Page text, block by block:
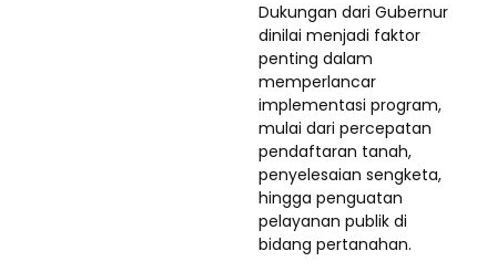
Dukungan dari Gubernur
dinilai menjadi faktor
penting dalam
memperlancar
implementasi program,
mulai dari percepatan
pendaftaran tanah,
penyelesaian sengketa,
hingga penguatan
pelayanan publik di
bidang pertanahan.